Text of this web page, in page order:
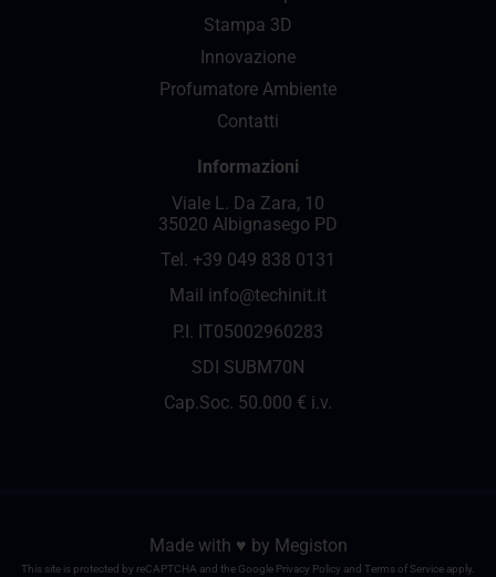
Stampa 3D
Innovazione
Profumatore Ambiente
Contatti
Informazioni
Viale L. Da Zara, 10
35020 Albignasego PD
Tel. +39 049 838 0131
Mail info@techinit.it
P.I. IT05002960283
SDI SUBM70N
Cap.Soc. 50.000 € i.v.
Made with ♥️ by Megiston
This site is protected by reCAPTCHA and the Google Privacy Policy and Terms of Service apply.